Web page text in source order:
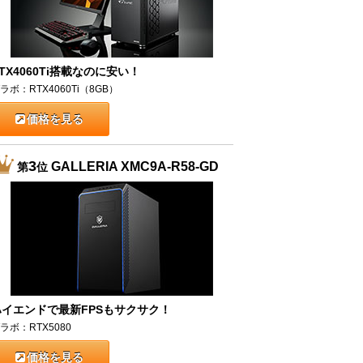
搭載なのに安い！
ボ：RTX4060Ti（8GB）
価格を見る
第3位GALLERIA XMC9A-R58-GD
エンドで最新FPSもサクサク！
ボ：RTX5080
価格を見る